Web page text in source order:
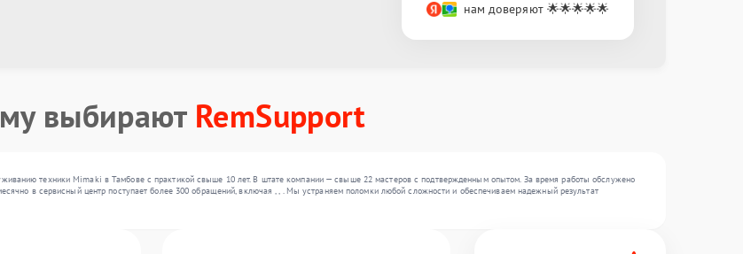
нам доверяют 🌟🌟🌟🌟🌟
выбирают RemSupport
техники Mimaki в Тамбове с практикой свыше 10 лет. В штате компании — свыше 22 мастеров с подтвержденным опытом. За время работы обслужено
в сервисный центр поступает более 300 обращений, включая , , . Мы устраняем поломки любой сложности и обеспечиваем надежный результат